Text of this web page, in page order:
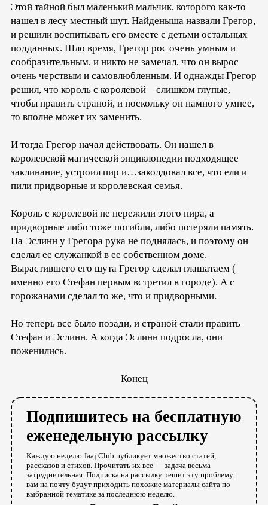
Этой тайной был маленький мальчик, которого как-то
нашел в лесу местный шут. Найденыша назвали Грегор,
и решили воспитывать его вместе с детьми остальных
подданных. Шло время, Грегор рос очень умным и
сообразительным, и никто не замечал, что он вырос
очень черствым и самовлюбленным. И однажды Грегор
решил, что король с королевой – слишком глупые,
чтобы править страной, и поскольку он намного умнее,
то вполне может их заменить.
И тогда Грегор начал действовать. Он нашел в
королевской магической энциклопедии подходящее
заклинание, устроил пир и…заколдовал все, что ели и
пили придворные и королевская семья.
Король с королевой не пережили этого пира, а
придворные либо тоже погибли, либо потеряли память.
На Эслинн у Грегора рука не поднялась, и поэтому он
сделал ее служанкой в ее собственном доме.
Вырастившего его шута Грегор сделал глашатаем (
именно его Стефан первым встретил в городе). А с
горожанами сделал то же, что и придворными.
Но теперь все было позади, и страной стали править
Стефан и Эслинн. А когда Эслинн подросла, они
поженились.
Конец
Подпишитесь на бесплатную
еженедельную рассылку
Каждую неделю Jaaj.Club публикует множество статей,
рассказов и стихов. Прочитать их все — задача весьма
затруднительная. Подписка на рассылку решит эту проблему:
вам на почту будут приходить похожие материалы сайта по
выбранной тематике за последнюю неделю.